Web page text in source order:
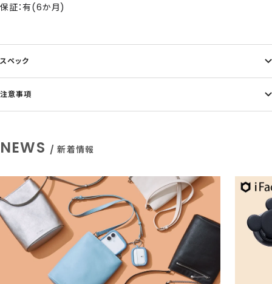
保証：有(6か月)
スペック
注意事項
NEWS / 新着情報